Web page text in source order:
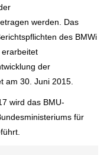
werden. Das
des BMWi
der
am 30. Juni 2015.
wird das BMU-
für